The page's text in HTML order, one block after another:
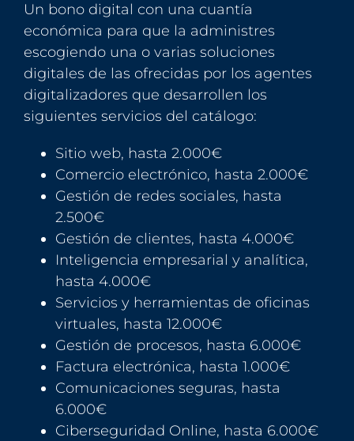
Un bono digital con una cuantía
económica para que la administres
escogiendo una o varias soluciones
digitales de las ofrecidas por los agentes
digitalizadores que desarrollen los
siguientes servicios del catálogo:
Sitio web, hasta 2.000€
Comercio electrónico, hasta 2.000€
Gestión de redes sociales, hasta
2.500€
Gestión de clientes, hasta 4.000€
Inteligencia empresarial y analítica,
hasta 4.000€
Servicios y herramientas de oficinas
virtuales, hasta 12.000€
Gestión de procesos, hasta 6.000€
Factura electrónica, hasta 1.000€
Comunicaciones seguras, hasta
6.000€
Ciberseguridad Online, hasta 6.000€